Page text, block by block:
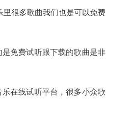
里很多歌曲我们也是可以免费
免费试听跟下载的歌曲是非
在线试听平台，很多小众歌